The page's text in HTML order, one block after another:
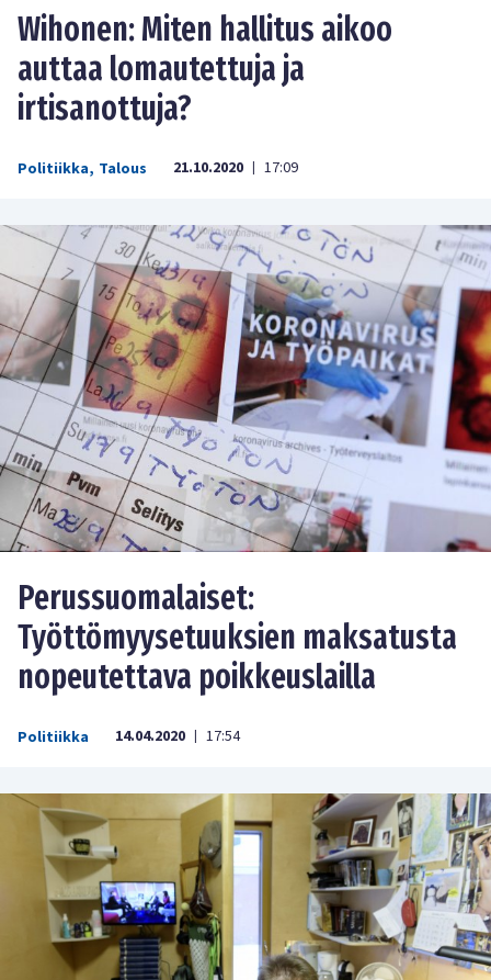
Wihonen: Miten hallitus aikoo
auttaa lomautettuja ja
irtisanottuja?
Politiikka, Talous 21.10.2020 | 17:09
Perussuomalaiset:
Työttömyysetuuksien maksatusta
nopeutettava poikkeuslailla
Politiikka 14.04.2020 | 17:54